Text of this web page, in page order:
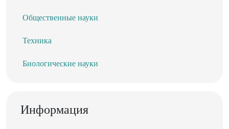
Общественные науки
Техника
Биологические науки
Информация